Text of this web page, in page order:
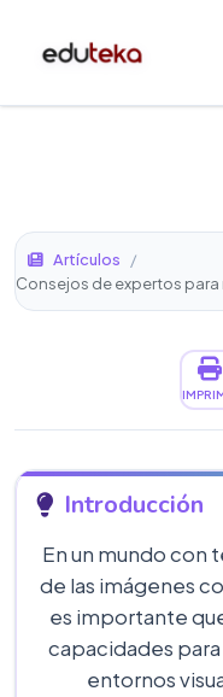
Artículos
/
Consejos de expertos
Introducción
En un mundo con
de las imágenes
es importante
capacidades
entornos